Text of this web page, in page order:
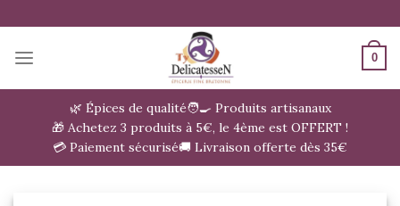
au
contenu
0
🌿 Épices de qualité🧑‍🍳 Produits artisanaux
🎁 Achetez 3 produits à 5€, le 4ème est OFFERT !
💳 Paiement sécurisé🚚 Livraison offerte dès 35€